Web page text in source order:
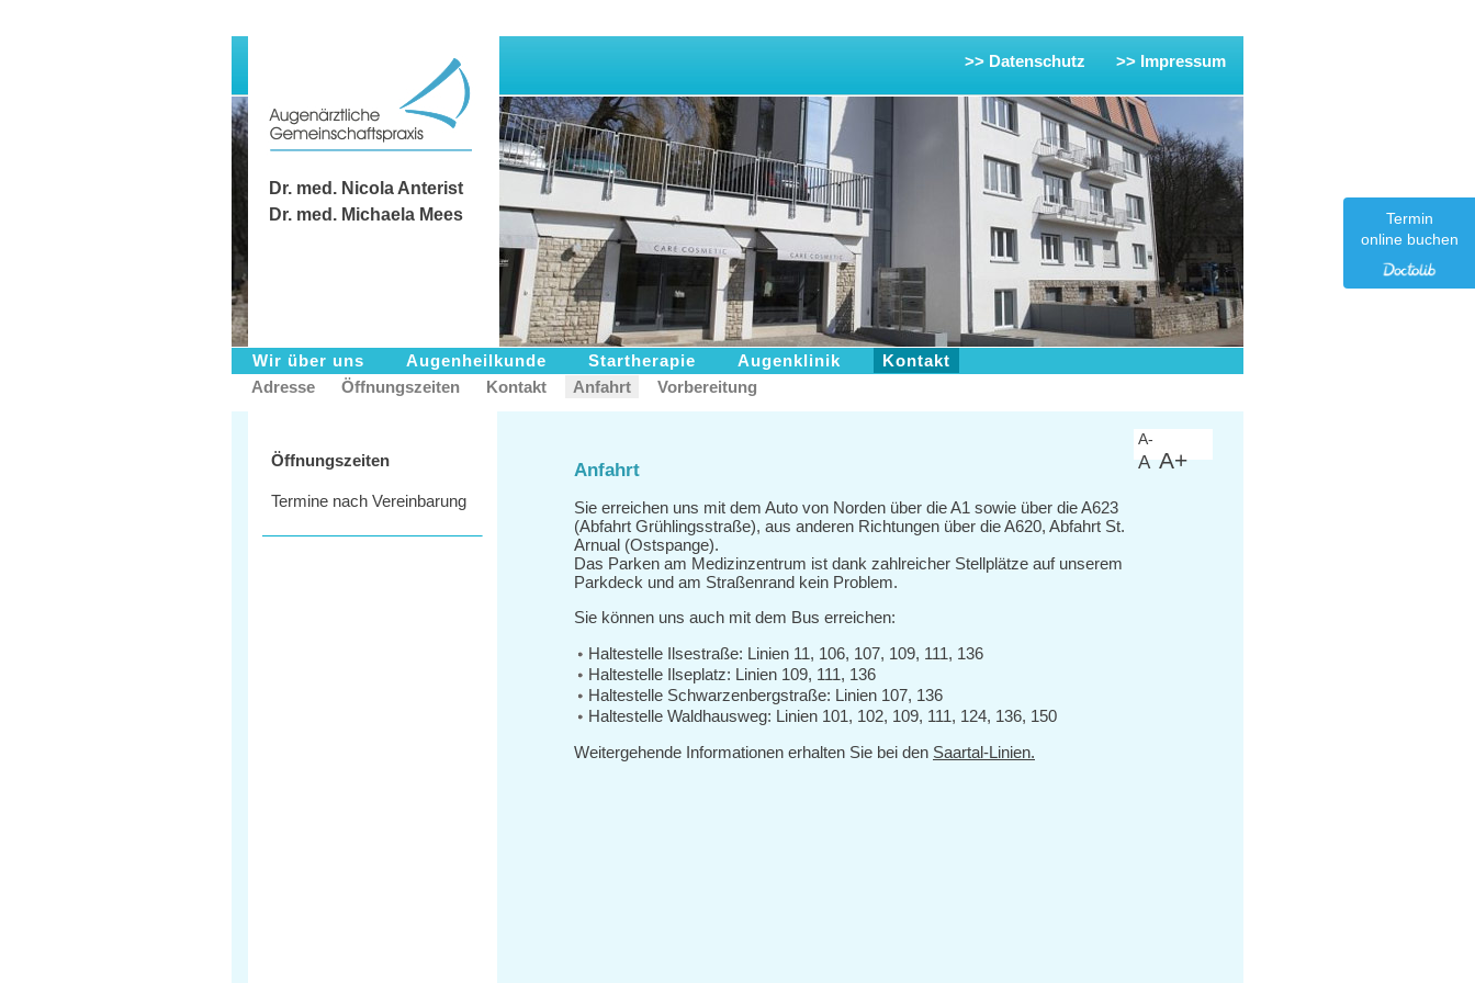
Dr. med. Nicola Anterist
Dr. med. Michaela Mees
>> Impressum
>> Datenschutz
Wir über uns Augenheilkunde Startherapie Augenklinik
Kontakt
Adresse
Öffnungszeiten Kontakt Anfahrt Vorbereitung
Öffnungszeiten
Termine nach Vereinbarung
A-
A A+
Anfahrt
Sie erreichen uns mit dem Auto von Norden über die A1 sowie über die A623
(Abfahrt Grühlingsstraße), aus anderen Richtungen über die A620, Abfahrt St.
Arnual (Ostspange).
Das Parken am Medizinzentrum ist dank zahlreicher Stellplätze auf unserem
Parkdeck und am Straßenrand kein Problem.
Sie können uns auch mit dem Bus erreichen:
Haltestelle Ilsestraße: Linien 11, 106, 107, 109, 111, 136
Haltestelle Ilseplatz: Linien 109, 111, 136
Haltestelle Schwarzenbergstraße: Linien 107, 136
Haltestelle Waldhausweg: Linien 101, 102, 109, 111, 124, 136, 150
Weitergehende Informationen erhalten Sie bei den Saartal-Linien.
Termin
online buchen